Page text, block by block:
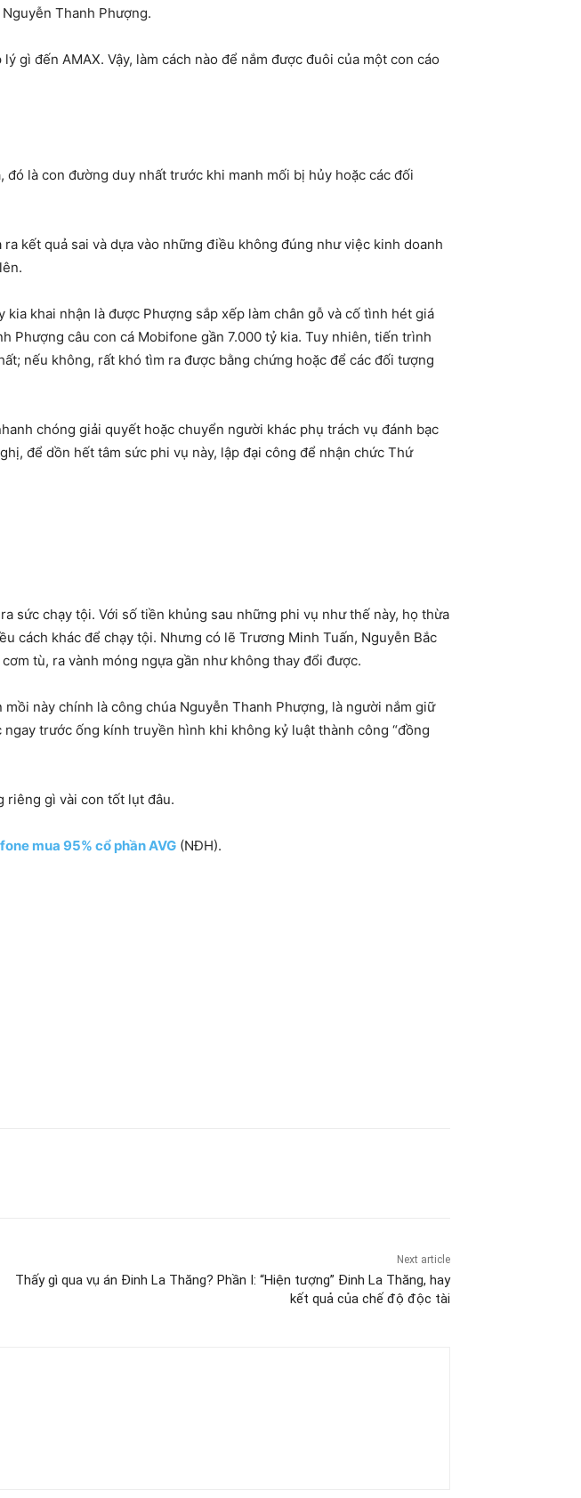
Thanh Phượng.
gì đến AMAX. Vậy, làm cách nào để nắm được đuôi của một con cáo
là con đường duy nhất trước khi manh mối bị hủy hoặc các đối
kết quả sai và dựa vào những điều không đúng như việc kinh doanh
khai nhận là được Phượng sắp xếp làm chân gỗ và cố tình hét giá
Phượng câu con cá Mobifone gần 7.000 tỷ kia. Tuy nhiên, tiến trình
nếu không, rất khó tìm ra được bằng chứng hoặc để các đối tượng
chóng giải quyết hoặc chuyển người khác phụ trách vụ đánh bạc
để dồn hết tâm sức phi vụ này, lập đại công để nhận chức Thứ
sức chạy tội. Với số tiền khủng sau những phi vụ như thế này, họ thừa
khác để chạy tội. Nhưng có lẽ Trương Minh Tuấn, Nguyễn Bắc
tù, ra vành móng ngựa gần như không thay đổi được.
này chính là công chúa Nguyễn Thanh Phượng, là người nắm giữ
trước ống kính truyền hình khi không kỷ luật thành công “đồng
riêng gì vài con tốt lụt đâu.
mua 95% cổ phần AVG (NĐH).
Next article
Thấy gì qua vụ án Đinh La Thăng? Phần I: “Hiện tượng” Đinh La Thăng, hay
kết quả của chế độ độc tài